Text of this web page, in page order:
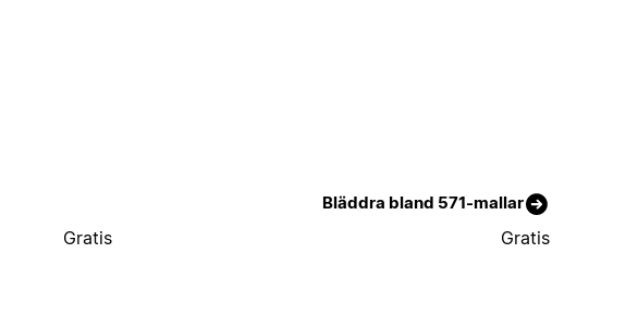
Bläddra bland 571-mallar
Gratis Gratis